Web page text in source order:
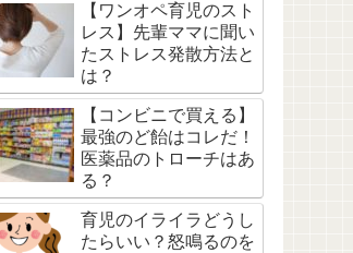
【ワンオペ育児のスト
レス】先輩ママに聞い
たストレス発散方法と
は？
【コンビニで買える】
最強のど飴はコレだ！
医薬品のトローチはあ
る？
育児のイライラどうし
たらいい？怒鳴るのを